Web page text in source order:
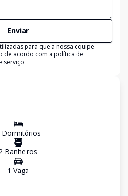
Enviar
para que a nossa equipe
de acordo com a política de
serviço
Dormitórios
2 Banheiros
1 Vaga